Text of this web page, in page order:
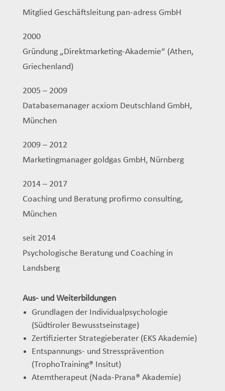
Mitglied Geschäftsleitung pan-adress GmbH
2000
Gründung „Direktmarketing-Akademie“ (Athen,
Griechenland)
2005 – 2009
Databasemanager acxiom Deutschland GmbH,
München
2009 – 2012
Marketingmanager goldgas GmbH, Nürnberg
2014 – 2017
Coaching und Beratung profirmo consulting,
München
seit 2014
Psychologische Beratung und Coaching in
Landsberg
Aus- und Weiterbildungen
Grundlagen der Individualpsychologie
(Südtiroler Bewusstseinstage)
Zertifizierter Strategieberater (EKS Akademie)
Entspannungs- und Stressprävention
(TrophoTraining® Insitut)
Atemtherapeut (Nada-Prana® Akademie)